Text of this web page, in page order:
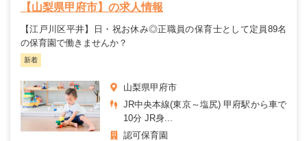
【山梨県甲府市】の求人情報
【江戸川区平井】日・祝お休み◎正職員の保育士として定員89名
の保育園で働きませんか？
新着
山梨県甲府市
JR中央本線(東京～塩尻) 甲府駅から車で
10分 JR身...
認可保育園